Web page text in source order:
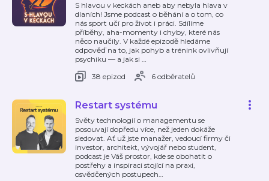
S hlavou v keckách aneb aby nebyla hlava v
dlaních! Jsme podcast o běhání a o tom, co
nás sport učí pro život i práci. Sdílíme
příběhy, aha-momenty i chyby, které nás
něco naučily. V každé epizodě hledáme
odpověď na to, jak pohyb a trénink ovlivňují
psychiku — a jak si …
38 epizod
6 odběratelů
Restart systému
Světy technologií o managementu se
posouvají dopředu více, než jeden dokáže
sledovat. Ať už jste manažer, vedoucí firmy či
investor, architekt, vývojář nebo student,
podcast je Váš prostor, kde se obohatit o
postřehy a inspiraci stojící na praxi,
osvědčených postupech…